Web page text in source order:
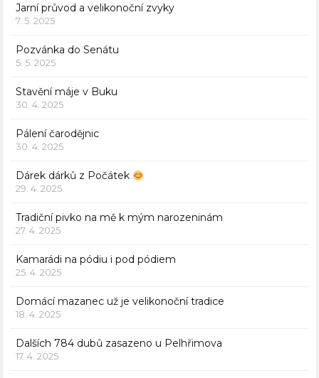
Jarní průvod a velikonoční zvyky
7. 5. 2025
Pozvánka do Senátu
5. 5. 2025
Stavění máje v Buku
30. 4. 2025
Pálení čarodějnic
30. 4. 2025
Dárek dárků z Počátek
29. 4. 2025
Tradiční pivko na mě k mým narozeninám
27. 4. 2025
Kamarádi na pódiu i pod pódiem
25. 4. 2025
Domácí mazanec už je velikonoční tradice
18. 4. 2025
Dalších 784 dubů zasazeno u Pelhřimova
17. 4. 2025